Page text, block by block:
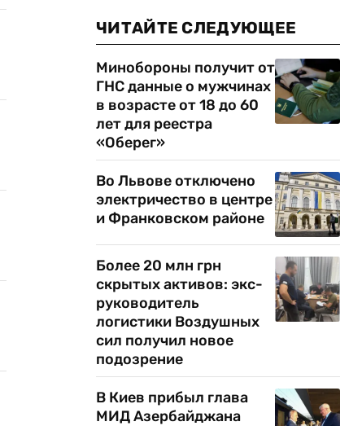
ЧИТАЙТЕ СЛЕДУЮЩЕЕ
Минобороны получит от
ГНС данные о мужчинах
в возрасте от 18 до 60
лет для реестра
«Оберег»
Во Львове отключено
электричество в центре
и Франковском районе
Более 20 млн грн
скрытых активов: экс-
руководитель
логистики Воздушных
сил получил новое
подозрение
В Киев прибыл глава
МИД Азербайджана